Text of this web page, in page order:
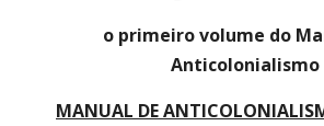
o primeiro volume do
Anticolonialismo
MANUAL DE